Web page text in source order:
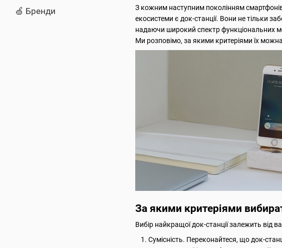
З кожним наступним поколінням
екосистеми є док-станції. Вони не тільки
надаючи широкий спектр функціональних
Ми розповімо, за якими критеріями їх
За якими критеріями
Вибір найкращої док-станції залежить від
Сумісність. Переконайтеся, що док-
🍏 Бренди